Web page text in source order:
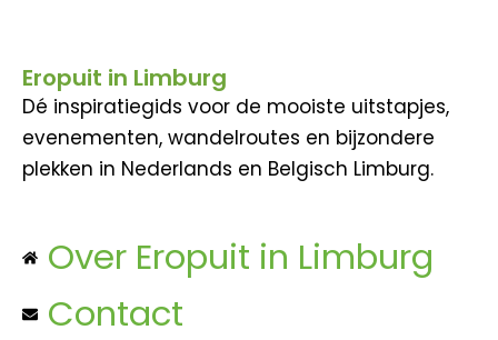
Eropuit in Limburg
Dé inspiratiegids voor de mooiste uitstapjes,
evenementen, wandelroutes en bijzondere
plekken in Nederlands en Belgisch Limburg.
Over Eropuit in Limburg
Contact